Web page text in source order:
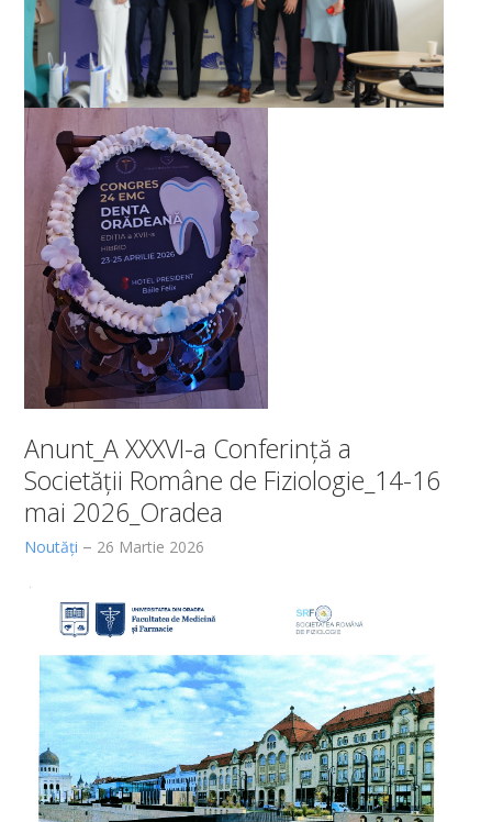
Anunt_A XXXVI-a Conferință a
Societății Române de Fiziologie_14-16
mai 2026_Oradea
Noutăți 26 Martie 2026